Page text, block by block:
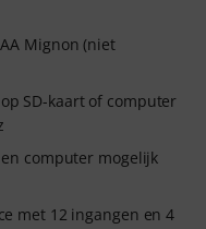
Mignon (niet
SD-kaart of computer
computer mogelijk
met 12 ingangen en 4